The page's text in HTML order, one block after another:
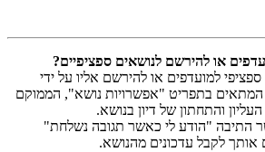
או להירשם לנושאים ספציפיים?
למועדפים או להירשם אליו על ידי
המתאים בתפריט "אפשרויות נושא", הממוקם
והתחתון של דיון בנושא.
התיבה "הודע לי כאשר תגובה נשלחת"
לקבל עדכונים מהנושא.